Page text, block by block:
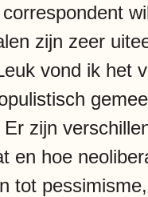
zijn zeer
vond ik het
Er zijn
en hoe
tot